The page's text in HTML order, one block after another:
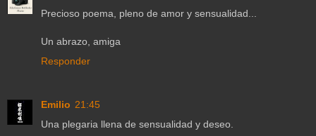
Precioso poema, pleno de amor y sensualidad...
Un abrazo, amiga
Responder
Emilio 21:45
Una plegaria llena de sensualidad y deseo.